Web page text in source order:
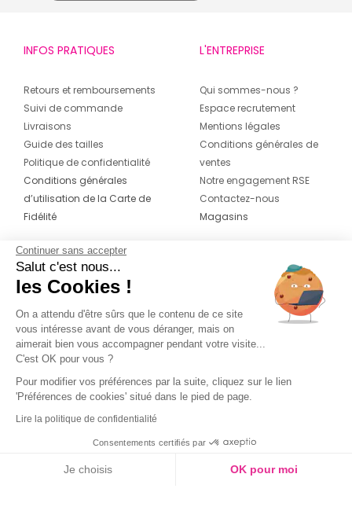
INFOS PRATIQUES
Retours et remboursements
Suivi de commande
Livraisons
Guide des tailles
Politique de confidentialité
Conditions générales
d’utilisation de la Carte de
Fidélité
L'ENTREPRISE
Qui sommes-nous ?
Espace recrutement
Mentions légales
Conditions générales de
ventes
Notre engagement RSE
Contactez-nous
Magasins
CONTACT
04 42 20 78 42
Du lundi au jeudi de 8h30 à 16h30 & le
vendredi de 8h30 à 15h30
Continuer sans accepter
Salut c'est nous...
les Cookies !
On a attendu d'être sûrs que le contenu de ce site
vous intéresse avant de vous déranger, mais on
aimerait bien vous accompagner pendant votre visite...
C'est OK pour vous ?
Pour modifier vos préférences par la suite, cliquez sur le lien
'Préférences de cookies' situé dans le pied de page.
Lire la politique de confidentialité
Consentements certifiés par
Je choisis OK pour moi